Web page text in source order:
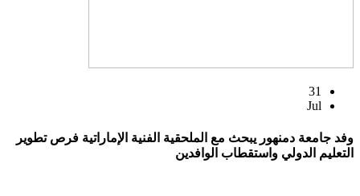
31
Jul
وفد جامعة دمنهور يبحث مع الملحقية الفنية الإماراتية فرص تطوير
التعليم الدولي واستقطاب الوافدين